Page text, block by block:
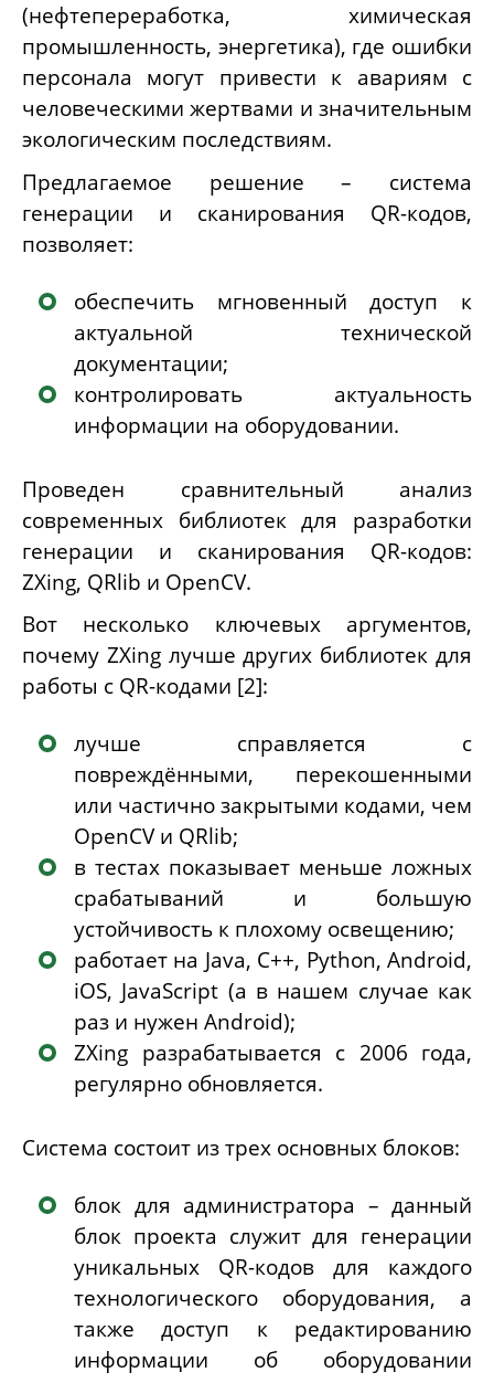
(нефтепереработка, химическая
промышленность, энергетика), где ошибки
персонала могут привести к авариям с
человеческими жертвами и значительным
экологическим последствиям.
Предлагаемое решение – система
генерации и сканирования QR-кодов,
позволяет:
обеспечить мгновенный доступ к
актуальной технической
документации;
контролировать актуальность
информации на оборудовании.
Проведен сравнительный анализ
современных библиотек для разработки
генерации и сканирования QR-кодов:
ZXing, QRlib и OpenCV.
Вот несколько ключевых аргументов,
почему ZXing лучше других библиотек для
работы с QR-кодами [2]:
лучше справляется с
повреждёнными, перекошенными
или частично закрытыми кодами, чем
OpenCV и QRlib;
в тестах показывает меньше ложных
срабатываний и большую
устойчивость к плохому освещению;
работает на Java, C++, Python,Android,
iOS, JavaScript (а в нашем случае как
раз и нужен Android);
ZXing разрабатывается с 2006 года,
регулярно обновляется.
Система состоит из трех основных блоков:
блок для администратора – данный
блок проекта служит для генерации
уникальных QR-кодов для каждого
технологического оборудования, а
также доступ к редактированию
информации об оборудовании